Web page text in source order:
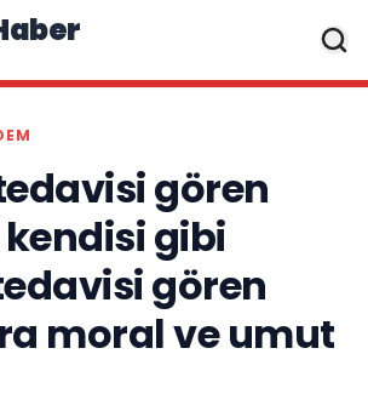
gören
gibi
gören
moral ve umut